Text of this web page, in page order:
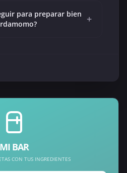
para preparar bien
+
MI BAR
CON TUS INGREDIENTES